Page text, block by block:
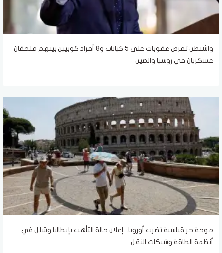
واشنطن تفرض عقوبات على 5 كيانات و8 أفراد كوبيين بينهم ملحقان
عسكريان في روسيا والصين
موجة حر قياسية تضرب أوروبا.. إعلان حالة التأهب بإيطاليا وشلل في
أنظمة الطاقة وشبكات النقل